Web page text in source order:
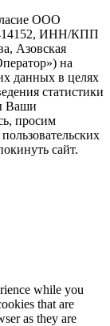
ООО
ИНН/КПП
Азовская
на
данных в целях
статистики
Ваши
просим
сайт.
while you
that are
as they are